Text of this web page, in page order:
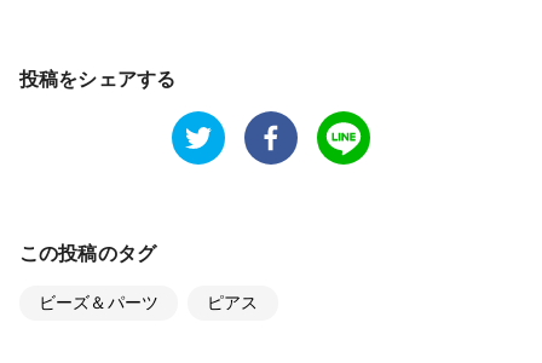
投稿をシェアする
この投稿のタグ
ビーズ＆パーツ ピアス